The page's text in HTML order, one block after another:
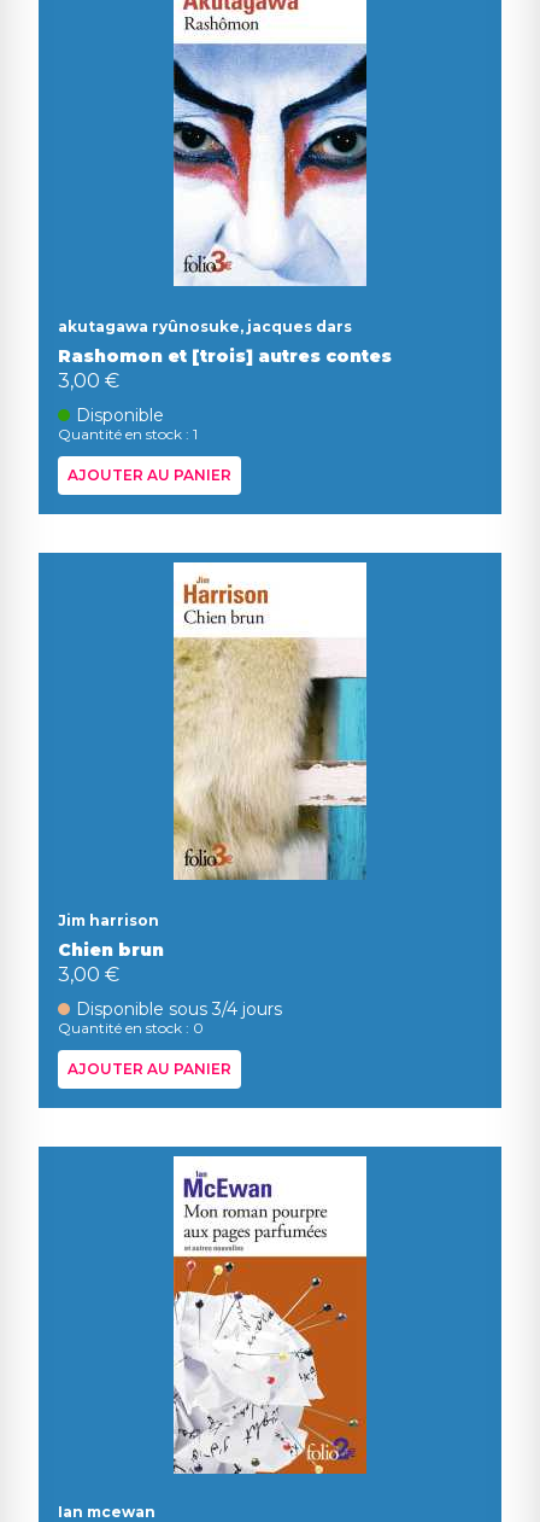
akutagawa ryûnosuke, jacques dars
Rashomon et [trois] autres contes
3,00 €
Disponible
Quantité en stock : 1
AJOUTER AU PANIER
Jim harrison
Chien brun
3,00 €
Disponible sous 3/4 jours
Quantité en stock : 0
AJOUTER AU PANIER
Ian mcewan